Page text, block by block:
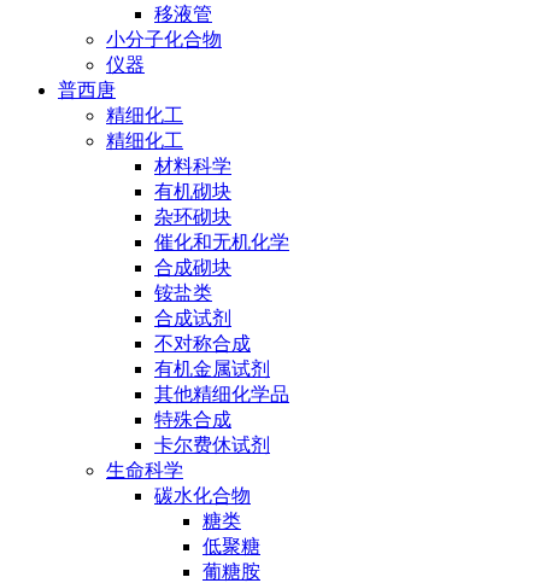
移液管
小分子化合物
仪器
普西唐
精细化工
精细化工
材料科学
有机砌块
杂环砌块
催化和无机化学
合成砌块
铵盐类
合成试剂
不对称合成
有机金属试剂
其他精细化学品
特殊合成
卡尔费休试剂
生命科学
碳水化合物
糖类
低聚糖
葡糖胺